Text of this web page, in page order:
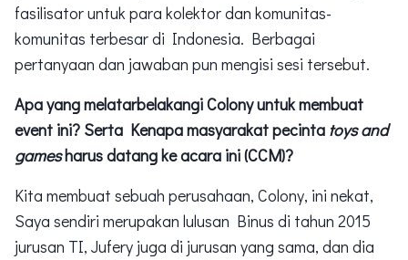
fasilisator untuk para kolektor dan komunitas-
komunitas terbesar di Indonesia. Berbagai
pertanyaan dan jawaban pun mengisi sesi tersebut.
Apa yang melatarbelakangi Colony untuk membuat
event ini? Serta Kenapa masyarakat pecinta toys and
gamesharus datang ke acara ini (CCM)?
Kita membuat sebuah perusahaan, Colony, ini nekat,
Saya sendiri merupakan lulusan Binus di tahun 2015
jurusan TI, Jufery juga di jurusan yang sama, dan dia